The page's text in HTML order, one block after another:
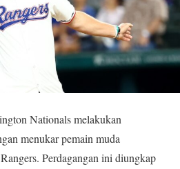
Nationals melakukan
menukar pemain muda
Perdagangan ini diungkap